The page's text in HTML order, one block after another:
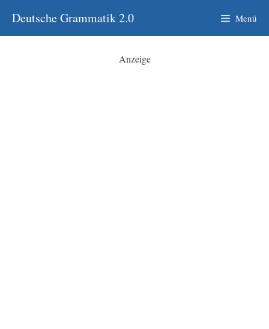
Inhalt
springen
Deutsche Grammatik 2.0 Menü
Anzeige